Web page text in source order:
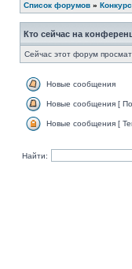
Список форумов »
Кто сейчас на
Сейчас этот форум
Новые сообщения
Новые сообщения [
Новые сообщения [
Найти: